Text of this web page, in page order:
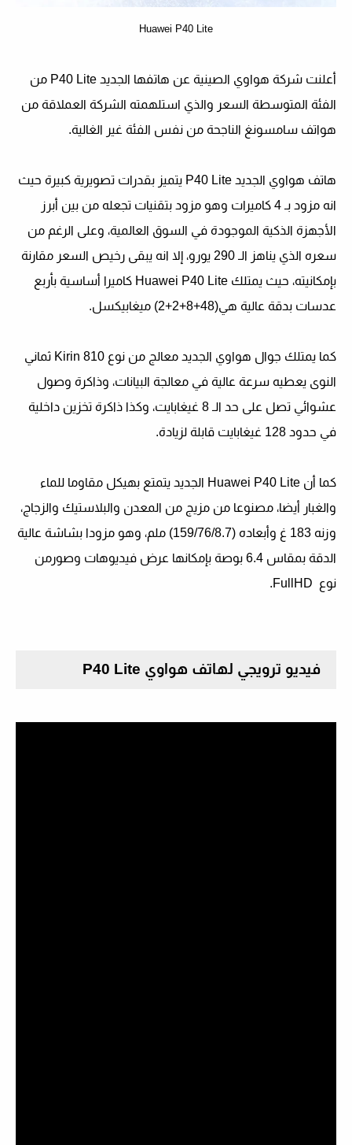
Huаwei P40 Lite
أعلنت شركة هواوي الصينية عن هاتفها الجديد P40 Lite من
الفئة المتوسطة السعر والذي استلهمته الشركة العملاقة من
هواتف سامسونغ الناجحة من نفس الفئة غير الغالية.
هاتف هواوي الجديد P40 Lite يتميز بقدرات تصويرية كبيرة حيث
انه مزود بـ 4 كاميرات
وهو مزود بتقنيات تجعله من بين أبرز
الأجهزة الذكية الموجودة في السوق العالمية، وعلى الرغم من
سعره الذي يناهز الـ 290 يورو، إلا انه يبقى رخيص السعر مقارنة
بإمكانيته، حيث يمتلك Huаwei P40 Lite كاميرا أساسية بأربع
عدسات بدقة عالية هي(48+8+2+2) ميغابيكسل.
كما يمتلك جوال هواوي الجديد معالج من نوع Kirin 810 ثماني
النوى يعطيه سرعة عالية في معالجة البيانات، وذاكرة وصول
عشوائي تصل على حد الـ 8 غيغابايت، وكذا ذاكرة تخزين داخلية
في حدود 128 غيغابايت قابلة لزيادة.
كما أن Huаwei P40 Lite الجديد يتمتع بهيكل مقاوما للماء
والغبار أيضا، مصنوعا من مزيج من المعدن والبلاستيك والزجاج،
وزنه 183 غ وأبعاده (159/76/8.7) ملم، وهو مزودا بشاشة عالية
الدقة بمقاس 6.4 بوصة بإمكانها عرض فيديوهات وصورمن
نوع FullHD
.
فيديو ترويجي لهاتف هواوي P40 Lite